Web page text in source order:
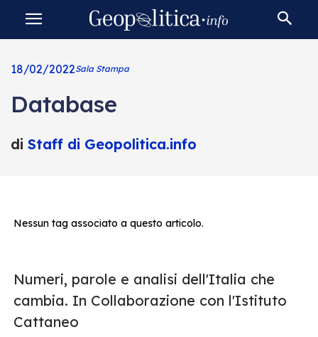
18/02/2022Sala Stampa
Database
di Staff di Geopolitica.info
Nessun tag associato a questo articolo.
Numeri, parole e analisi dell'Italia che
cambia. In Collaborazione con l'Istituto
Cattaneo